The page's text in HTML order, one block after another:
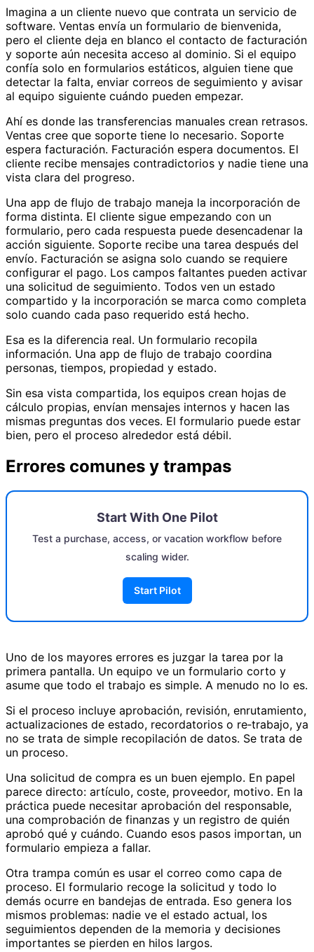
Imagina a un cliente nuevo que contrata un servicio de
software. Ventas envía un formulario de bienvenida,
pero el cliente deja en blanco el contacto de facturación
y soporte aún necesita acceso al dominio. Si el equipo
confía solo en formularios estáticos, alguien tiene que
detectar la falta, enviar correos de seguimiento y avisar
al equipo siguiente cuándo pueden empezar.
Ahí es donde las transferencias manuales crean retrasos.
Ventas cree que soporte tiene lo necesario. Soporte
espera facturación. Facturación espera documentos. El
cliente recibe mensajes contradictorios y nadie tiene una
vista clara del progreso.
Una app de flujo de trabajo maneja la incorporación de
forma distinta. El cliente sigue empezando con un
formulario, pero cada respuesta puede desencadenar la
acción siguiente. Soporte recibe una tarea después del
envío. Facturación se asigna solo cuando se requiere
configurar el pago. Los campos faltantes pueden activar
una solicitud de seguimiento. Todos ven un estado
compartido y la incorporación se marca como completa
solo cuando cada paso requerido está hecho.
Esa es la diferencia real. Un formulario recopila
información. Una app de flujo de trabajo coordina
personas, tiempos, propiedad y estado.
Sin esa vista compartida, los equipos crean hojas de
cálculo propias, envían mensajes internos y hacen las
mismas preguntas dos veces. El formulario puede estar
bien, pero el proceso alrededor está débil.
Errores comunes y trampas
Start With One Pilot
Test a purchase, access, or vacation workflow before
scaling wider.
Start Pilot
Uno de los mayores errores es juzgar la tarea por la
primera pantalla. Un equipo ve un formulario corto y
asume que todo el trabajo es simple. A menudo no lo es.
Si el proceso incluye aprobación, revisión, enrutamiento,
actualizaciones de estado, recordatorios o re‑trabajo, ya
no se trata de simple recopilación de datos. Se trata de
un proceso.
Una solicitud de compra es un buen ejemplo. En papel
parece directo: artículo, coste, proveedor, motivo. En la
práctica puede necesitar aprobación del responsable,
una comprobación de finanzas y un registro de quién
aprobó qué y cuándo. Cuando esos pasos importan, un
formulario empieza a fallar.
Otra trampa común es usar el correo como capa de
proceso. El formulario recoge la solicitud y todo lo
demás ocurre en bandejas de entrada. Eso genera los
mismos problemas: nadie ve el estado actual, los
seguimientos dependen de la memoria y decisiones
importantes se pierden en hilos largos.